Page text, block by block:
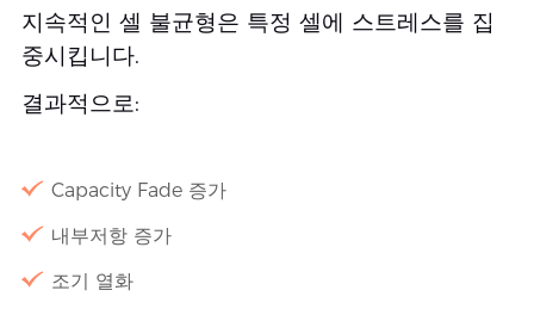
지속적인 셀 불균형은 특정 셀에 스트레스를 집
중시킵니다.
결과적으로:
Capacity Fade 증가
내부저항 증가
조기 열화